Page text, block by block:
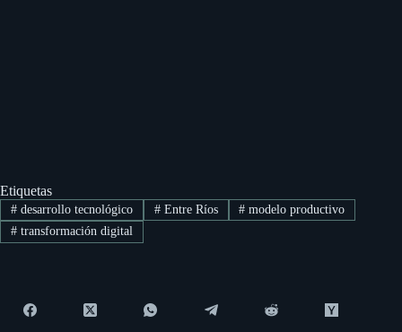
Etiquetas
#desarrollo tecnológico #Entre Ríos # modelo productivo
#transformación digital